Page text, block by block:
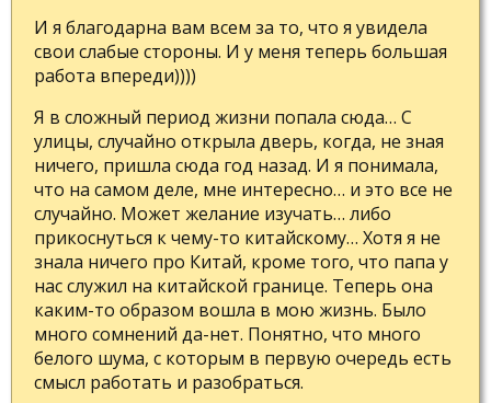
И я благодарна вам всем за то, что я увидела
свои слабые стороны. И у меня теперь большая
работа впереди))))
Я в сложный период жизни попала сюда… С
улицы, случайно открыла дверь, когда, не зная
ничего, пришла сюда год назад. И я понимала,
что на самом деле, мне интересно… и это все не
случайно. Может желание изучать… либо
прикоснуться к чему-то китайскому… Хотя я не
знала ничего про Китай, кроме того, что папа у
нас служил на китайской границе. Теперь она
каким-то образом вошла в мою жизнь. Было
много сомнений да-нет. Понятно, что много
белого шума, с которым в первую очередь есть
смысл работать и разобраться.